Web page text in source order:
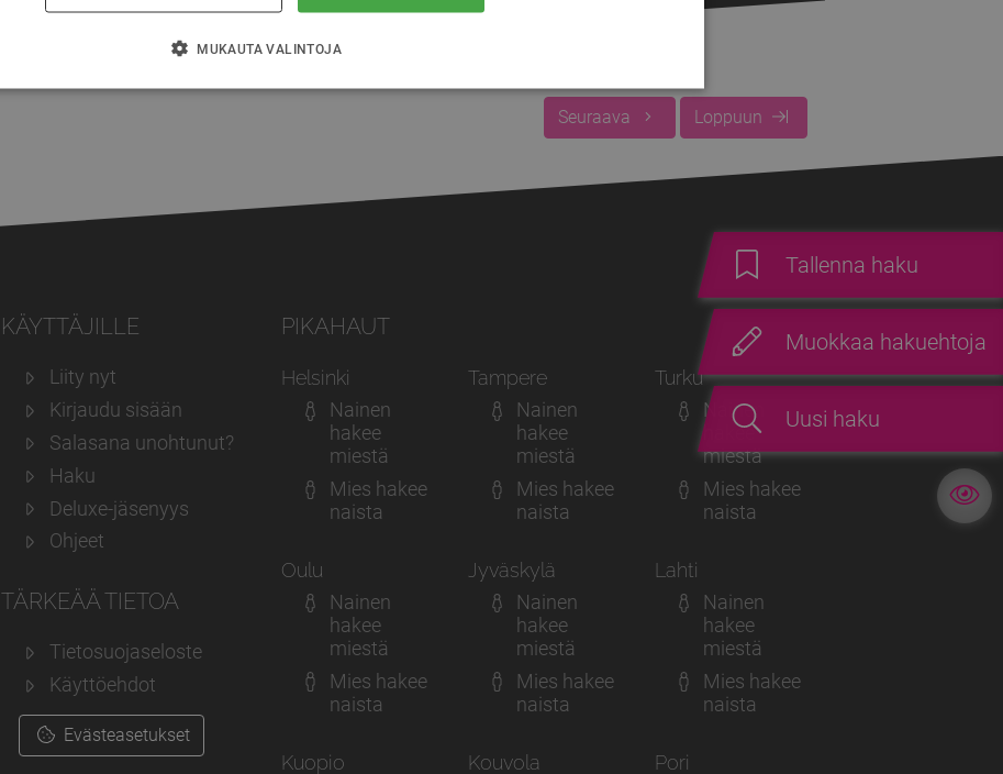
Uusi haku
Muokkaa hakuehtoja
Tallenna haku
Seuraava Loppuun
KÄYTTÄJILLE
Liity nyt
Kirjaudu sisään
Salasana unohtunut?
Haku
Deluxe-jäsenyys
Ohjeet
TÄRKEÄÄ TIETOA
Tietosuojaseloste
Käyttöehdot
Evästeasetukset
PIKAHAUT
Helsinki
Nainen
hakee
miestä
Mies hakee
naista
Tampere
Nainen
hakee
miestä
Mies hakee
naista
Turku
Nainen
hakee
miestä
Mies hakee
naista
Oulu
Nainen
hakee
miestä
Mies hakee
naista
Jyväskylä
Nainen
hakee
miestä
Mies hakee
naista
Lahti
Nainen
hakee
miestä
Mies hakee
naista
Kuopio Kouvola Pori
MUKAUTA VALINTOJA